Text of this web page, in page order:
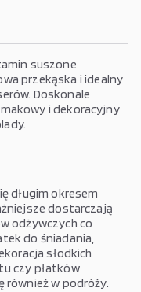
suszone
przekąska i idealny
Doskonale
i dekoracyjny
długim okresem
dostarczają
odżywczych co
do śniadania,
słodkich
czy płatków
również w podróży.